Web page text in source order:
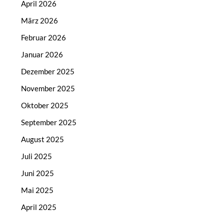
April 2026
März 2026
Februar 2026
Januar 2026
Dezember 2025
November 2025
Oktober 2025
September 2025
August 2025
Juli 2025
Juni 2025
Mai 2025
April 2025